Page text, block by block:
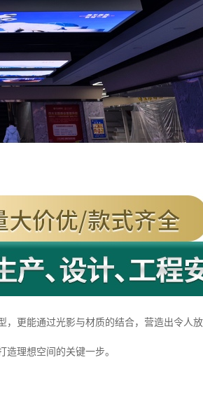
更能通过光影与材质的结合，营造出令人放
理想空间的关键一步。